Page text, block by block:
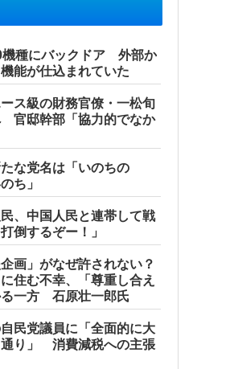
機種にバックドア 外部か
能が仕込まれていた
ース級の財務官僚・一松旬
官邸幹部「協力的でなか
な党名は「いのちの
ち」
、中国人民と連帯して戦
倒するぞー！」
画」がなぜ許されない？
住む不幸、「尊重し合え
る一方 石原壮一郎氏
民党議員に「全面的に大
通り」 消費減税への主張